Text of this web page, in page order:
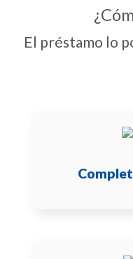
El préstamo lo